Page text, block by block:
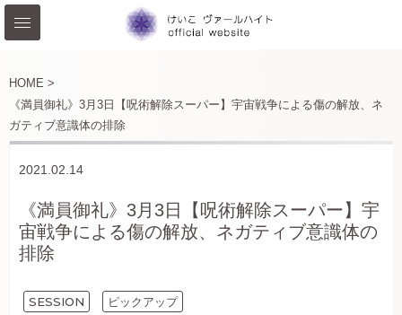
HOME >
《満員御礼》3月3日【呪術解除スーパー】宇宙戦争による傷の解放、ネ
ガティブ意識体の排除
2021.02.14
《満員御礼》3月3日【呪術解除スーパー】宇
宙戦争による傷の解放、ネガティブ意識体の
排除
SESSION ピックアップ